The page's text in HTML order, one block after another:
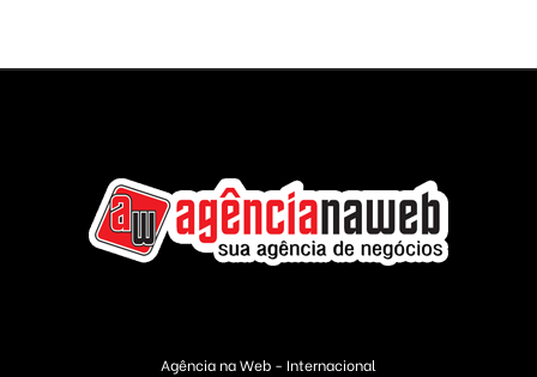
Agência na Web - Internacional